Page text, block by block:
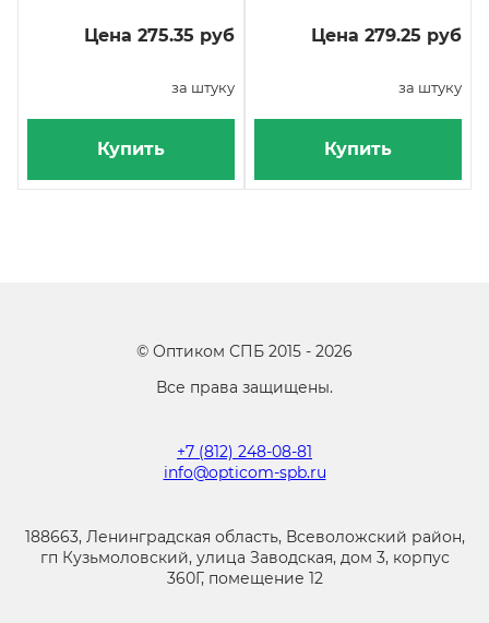
Цена 275.35 руб
за штуку
Купить
Цена 279.25 руб
за штуку
Купить
© Оптиком СПБ 2015 - 2026
Все права защищены.
+7 (812) 248-08-81
info@opticom-spb.ru
188663, Ленинградская область, Всеволожский район,
гп Кузьмоловский, улица Заводская, дом 3, корпус
360Г, помещение 12